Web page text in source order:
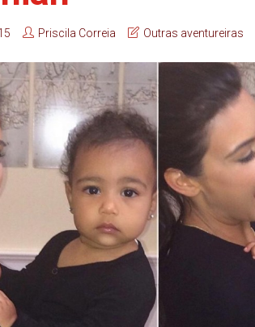
Priscila Correia Outras aventureiras